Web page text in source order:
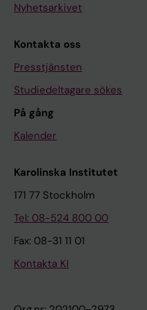
Nyhetsarkivet
Kontakta oss
Presstjänsten
Studiedeltagare sökes
På gång
Kalender
Karolinska Institutet
171 77 Stockholm
Tel: 08-524 800 00
Fax: 08-31 11 01
Kontakta KI